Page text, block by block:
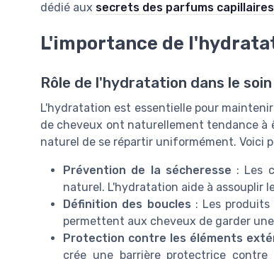
dédié aux secrets des parfums
L'importance de
Rôle de l'hydratation dans le
L'hydratation est essentielle pour
de cheveux ont naturellement tendance à
naturel de se répartir uniformément. Voici
Prévention de la sécheresse : Les
naturel. L'hydratation aide à assouplir
Définition des boucles : Les
permettent aux cheveux de garder
Protection contre les éléments
crée une barrière protectrice